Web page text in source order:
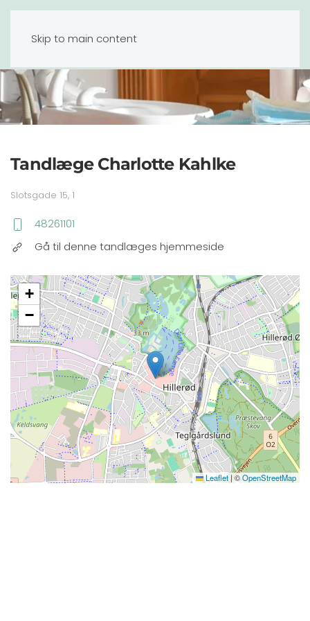
Skip to main content
Tandlæge Hillerød
Tandlæge Charlotte Kahlke
Slotsgade 15, 1
48261101
Gå til denne tandlæges hjemmeside
+
−
Leaflet|©OpenStreetMap